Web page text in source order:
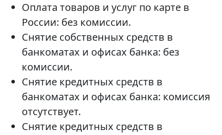
Оплата товаров и услуг по карте в
России: без комиссии.
Снятие собственных средств в
банкоматах и офисах банка: без
комиссии.
Снятие кредитных средств в
банкоматах и офисах банка: комиссия
отсутствует.
Снятие кредитных средств в